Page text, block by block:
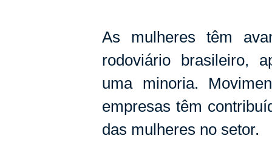
As mulheres têm
rodoviário brasileiro,
uma minoria.
empresas têm
das mulheres no setor.